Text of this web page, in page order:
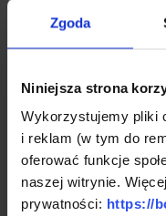
Zgoda
Niniejsza strona
Wykorzystujemy pliki
i reklam (w tym do
oferować funkcje
naszej witrynie.
prywatności: https://
cebulek,